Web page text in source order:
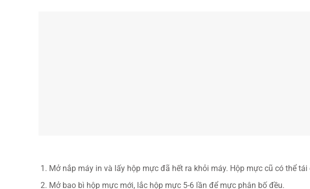
Mở nắp máy in và lấy hộp mực đã hết ra khỏi máy. Hộp mực cũ có thể tái
Mở bao bì hộp mực mới, lắc hộp mực 5-6 lần để mực phân bố đều.